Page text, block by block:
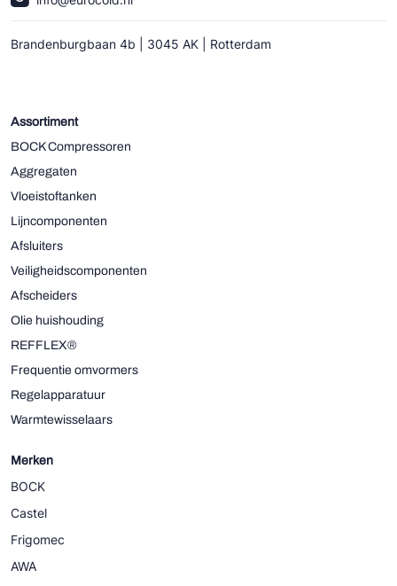
Brandenburgbaan 4b | 3045 AK | Rotterdam
Assortiment
BOCK Compressoren
Aggregaten
Vloeistoftanken
Lijncomponenten
Afsluiters
Veiligheidscomponenten
Afscheiders
Olie huishouding
REFFLEX®
Frequentie omvormers
Regelapparatuur
Warmtewisselaars
Merken
BOCK
Castel
Frigomec
AWA